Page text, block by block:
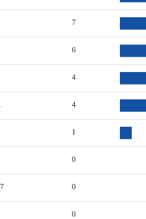
7
6
4
4
1
0
0
0